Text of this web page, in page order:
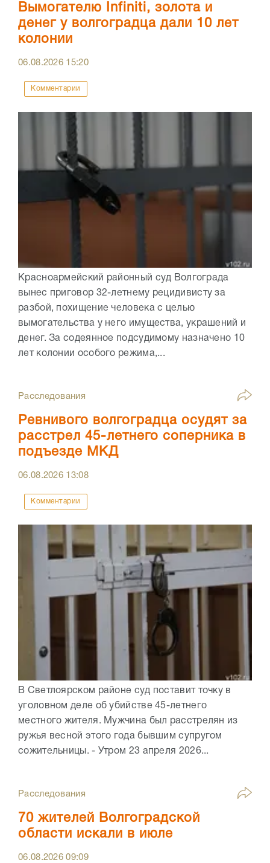
Вымогателю Infiniti, золота и
денег у волгоградца дали 10 лет
колонии
06.08.2026 15:20
Комментарии
Красноармейский районный суд Волгограда
вынес приговор 32-летнему рецидивисту за
разбой, похищение человека с целью
вымогательства у него имущества, украшений и
денег. За содеянное подсудимому назначено 10
лет колонии особого режима,...
Расследования
Ревнивого волгоградца осудят за
расстрел 45-летнего соперника в
подъезде МКД
06.08.2026 13:08
Комментарии
В Светлоярском районе суд поставит точку в
уголовном деле об убийстве 45-летнего
местного жителя. Мужчина был расстрелян из
ружья весной этого года бывшим супругом
сожительницы. - Утром 23 апреля 2026...
Расследования
70 жителей Волгоградской
области искали в июле
06.08.202609:09